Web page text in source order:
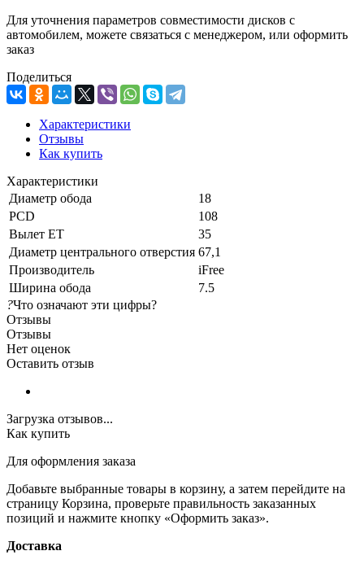
Для уточнения параметров совместимости дисков с
автомобилем, можете связаться с менеджером, или оформить
заказ
Поделиться
Характеристики
Отзывы
Как купить
Характеристики
Диаметр обода
18
PCD
108
Вылет ET
35
Диаметр центрального отверстия 67,1
Производитель
iFree
Ширина обода
7.5
?Что означают эти цифры?
Отзывы
Отзывы
Нет оценок
Оставить отзыв
Загрузка отзывов...
Как купить
Для оформления заказа
Добавьте выбранные товары в корзину, а затем перейдите на
страницу Корзина, проверьте правильность заказанных
позиций и нажмите кнопку «Оформить заказ».
Доставка